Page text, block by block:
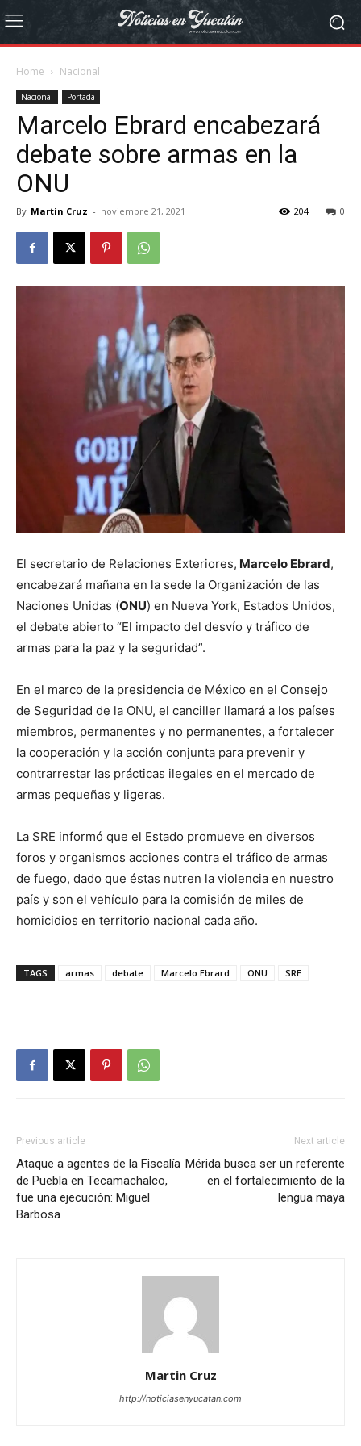
Home Nacional
Nacional Portada
Marcelo Ebrard encabezará
debate sobre armas en la
ONU
By Martin Cruz - noviembre 21, 2021 0
204
El secretario de Relaciones Exteriores, Marcelo Ebrard,
encabezará mañana en la sede la Organización de las
Naciones Unidas (ONU) en Nueva York, Estados Unidos,
el debate abierto “El impacto del desvío y tráfico de
armas para la paz y la seguridad”.
En el marco de la presidencia de México en el Consejo
de Seguridad de la ONU, el canciller llamará a los países
miembros, permanentes y no permanentes, a fortalecer
la cooperación y la acción conjunta para prevenir y
contrarrestar las prácticas ilegales en el mercado de
armas pequeñas y ligeras.
La SRE informó que el Estado promueve en diversos
foros y organismos acciones contra el tráfico de armas
de fuego, dado que éstas nutren la violencia en nuestro
país y son el vehículo para la comisión de miles de
homicidios en territorio nacional cada año.
TAGS armas debate Marcelo Ebrard ONU SRE
Previous article
Ataque a agentes de la Fiscalía
de Puebla en Tecamachalco,
fue una ejecución: Miguel
Barbosa
Next article
Mérida busca ser un referente
en el fortalecimiento de la
lengua maya
Martin Cruz
http://noticiasenyucatan.com